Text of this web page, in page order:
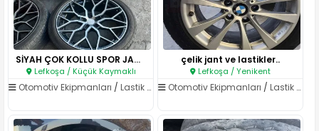
SİYAH ÇOK KOLLU SPOR JANT SETİ..
Lefkoşa / Küçük Kaymaklı
Otomotiv Ekipmanları / Lastik ve Jant
çelik jant ve lastikler..
Lefkoşa / Yenikent
Otomotiv Ekipmanları /Lastik ve Jant